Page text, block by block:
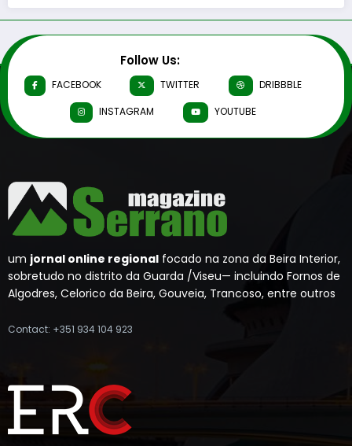
Follow Us:
FACEBOOK TWITTER
DRIBBBLE
INSTAGRAM
YOUTUBE
um jornal online regional focado na zona da Beira Interior,
sobretudo no distrito da Guarda /Viseu— incluindo Fornos de
Algodres, Celorico da Beira, Gouveia, Trancoso, entre outros
Contact: +351 934 104 923